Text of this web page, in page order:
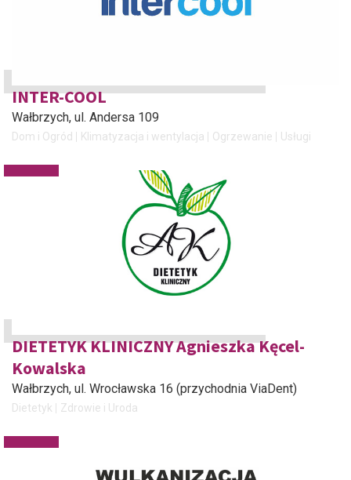
INTER-COOL
Wałbrzych, ul. Andersa 109
Dom i Ogród Klimatyzacja i wentylacja Ogrzewanie Usługi
DIETETYK KLINICZNY Agnieszka Kęcel-
Kowalska
Wałbrzych, ul. Wrocławska 16 (przychodnia ViaDent)
Dietetyk Zdrowie i Uroda